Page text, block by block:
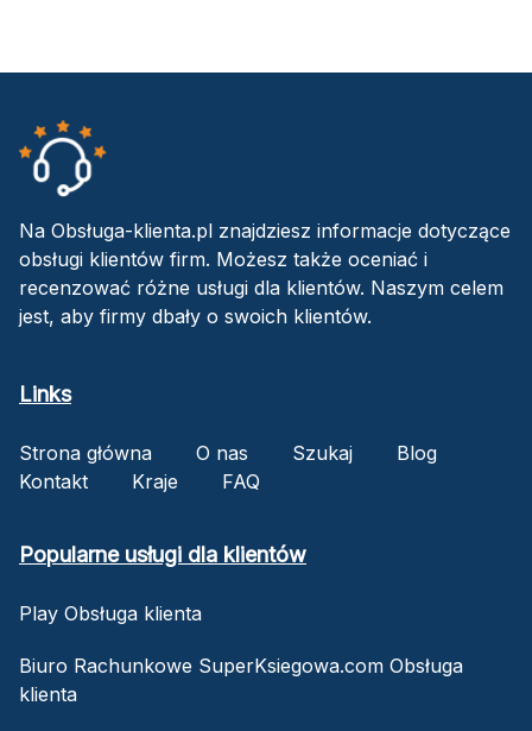
Na Obsługa-klienta.pl znajdziesz informacje dotyczące
obsługi klientów firm. Możesz także oceniać i
recenzować różne usługi dla klientów. Naszym celem
jest, aby firmy dbały o swoich klientów.
Links
Strona główna O nas Szukaj
Blog
Kontakt
Kraje FAQ
Popularne usługi dla klientów
Play Obsługa klienta
Biuro Rachunkowe SuperKsiegowa.com Obsługa
klienta